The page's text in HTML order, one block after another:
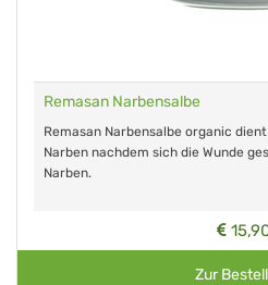
Remasan Narbensalbe
Remasan Narbensalbe organic
Narben nachdem sich die Wunde
Narben.
Zur